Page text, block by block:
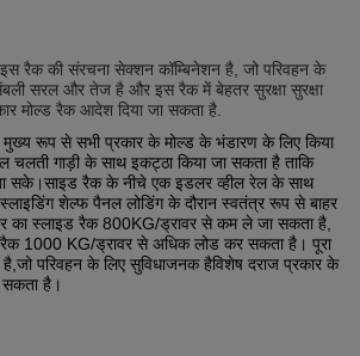
इस रैक की संरचना सेक्शन कॉम्बिनेशन है, जो परिवहन के
सरल और तेज है और इस रैक में बेहतर सुरक्षा सुरक्षा
मोल्ड रैक आदेश दिया जा सकता है.
मुख्य रूप से सभी प्रकार के मोल्ड के भंडारण के लिए किया
चलती गाड़ी के साथ इकट्ठा किया जा सकता है ताकि
सके।साइड रैक के नीचे एक इडलर व्हील रेल के साथ
शेल्फ पैनल लोडिंग के दौरान स्वतंत्र रूप से बाहर
का स्लाइड रैक 800KG/ड्रावर से कम ले जा सकता है,
रैक 1000 KG/ड्रावर से अधिक लोड कर सकता है। पूरा
परिवहन के लिए सुविधाजनक हैविशेष दराज प्रकार के
है।